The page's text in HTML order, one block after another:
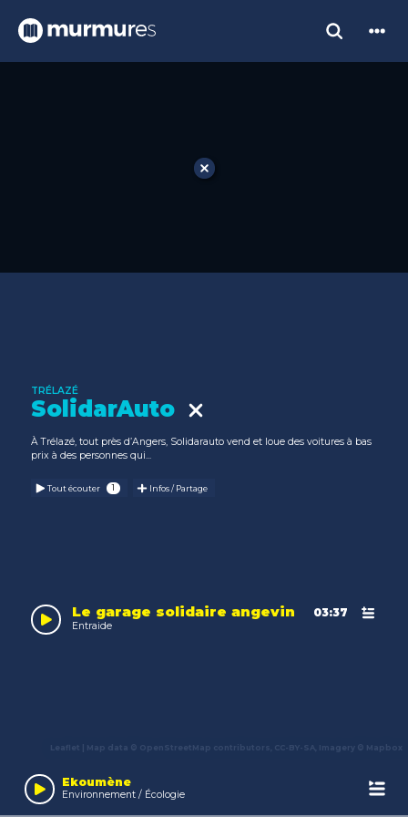
TRÉLAZÉ
SolidarAuto
À Trélazé, tout près d’Angers, Solidarauto vend et loue des voitures à bas
prix à des personnes qui...
Tout écouter Infos / Partage
Le garage solidaire angevin
Entraide
03:37
Leaflet | Map data © OpenStreetMap contributors, CC-BY-SA , Imagery © Mapbox
Player
Ekoumène
Environnement / Écologie